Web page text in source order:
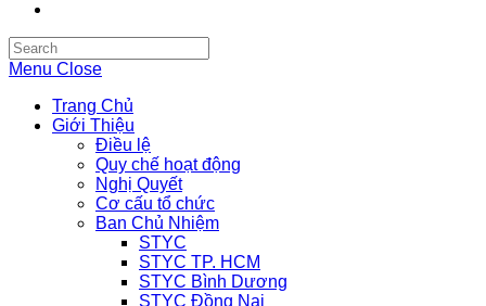
Search
this
Menu Close
Trang Chủ
Giới Thiệu
Điều lệ
Quy chế hoạt động
Nghị Quyết
Cơ cấu tổ chức
Ban Chủ Nhiệm
STYC
STYC TP. HCM
STYC Bình Dương
STYC Đồng Nai